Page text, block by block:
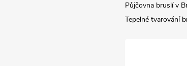
Půjčovna bruslí v
Tepelné tvarování